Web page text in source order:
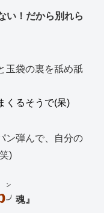
い！だから別れら
玉袋の裏を舐め舐
くるそうで(呆)
ン弾んで、自分の
)
╯魂』